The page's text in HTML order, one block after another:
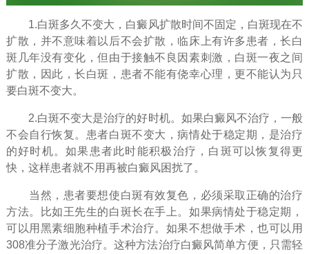
1.白斑多久不变大，白癜风扩散时间不固定，白斑现在不
扩散，并不意味着以后不会扩散，临床上有许多患者，长白
斑几年没有变化，但由于接触不良因素刺激，白斑一夜之间
扩散，因此，长白斑，患者不能有侥幸心理，更不能认为只
要白斑不变大。
2.白斑不变大是治疗的好时机。如果白癜风不治疗，一般
不会自行恢复。患者白斑不变大，病情处于稳定期，是治疗
的好时机。如果患者此时能积极治疗，白斑可以恢复得更
快，这样患者就不用再被白癜风困扰了。
当然，患者要想使白斑有效复色，必须采取正确的治疗
方法。比如王先生的白斑长在手上。如果病情处于稳定期，
可以用黑素细胞种植手术治疗。如果不想做手术，也可以用
308准分子激光治疗。这种方法治疗白癜风简单方便，只需轻